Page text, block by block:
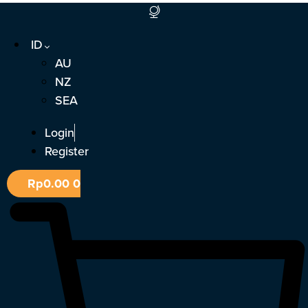
Lewati
konten
ID
AU
NZ
SEA
Login
Register
Rp0.000